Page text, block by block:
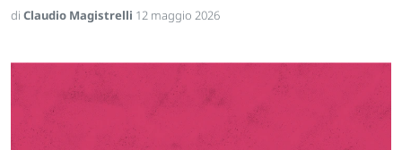
di Claudio Magistrelli 12 maggio 2026